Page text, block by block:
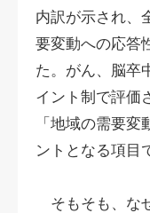
内訳が示され、
要変動への応答
た。がん、脳卒
イント制で評価
「地域の需要
ントとなる項目
そもそも、な